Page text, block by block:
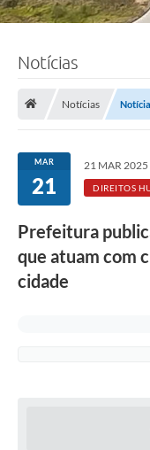
Notícias
Notícias Notícia
MAR
21
21 MAR 2025
DIREITOS
Prefeitura
que atuam com
cidade